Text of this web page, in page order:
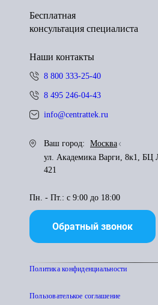
Бесплатная
консультация специалиста
Наши контакты
8 800 333-25-40
8 495 246-04-43
info@centrattek.ru
Ваш город:
Москва
ул. Академика Варги, 8к1, БЦ
421
Пн. - Пт.: с 9:00 до 18:00
Обратный звонок
Политика конфиденциальности
Пользователькое соглашение